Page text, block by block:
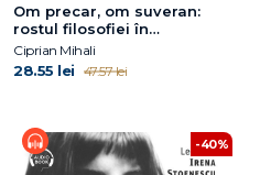
Om precar, om suveran:
rostul filosofiei în
societatea digitală
Ciprian Mihali
28.55 lei 47.57 lei
-40%